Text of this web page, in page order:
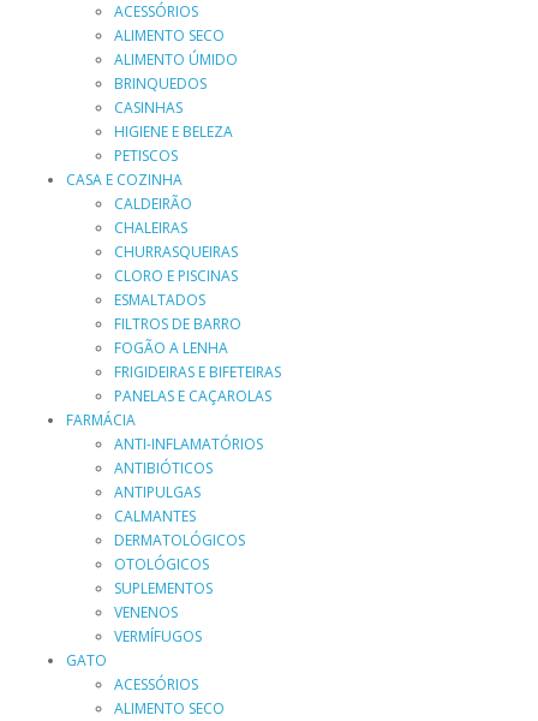
ACESSÓRIOS
ALIMENTO SECO
ALIMENTO ÚMIDO
BRINQUEDOS
CASINHAS
HIGIENE E BELEZA
PETISCOS
CASA E COZINHA
CALDEIRÃO
CHALEIRAS
CHURRASQUEIRAS
CLORO E PISCINAS
ESMALTADOS
FILTROS DE BARRO
FOGÃO A LENHA
FRIGIDEIRAS E BIFETEIRAS
PANELAS E CAÇAROLAS
FARMÁCIA
ANTI-INFLAMATÓRIOS
ANTIBIÓTICOS
ANTIPULGAS
CALMANTES
DERMATOLÓGICOS
OTOLÓGICOS
SUPLEMENTOS
VENENOS
VERMÍFUGOS
GATO
ACESSÓRIOS
ALIMENTO SECO